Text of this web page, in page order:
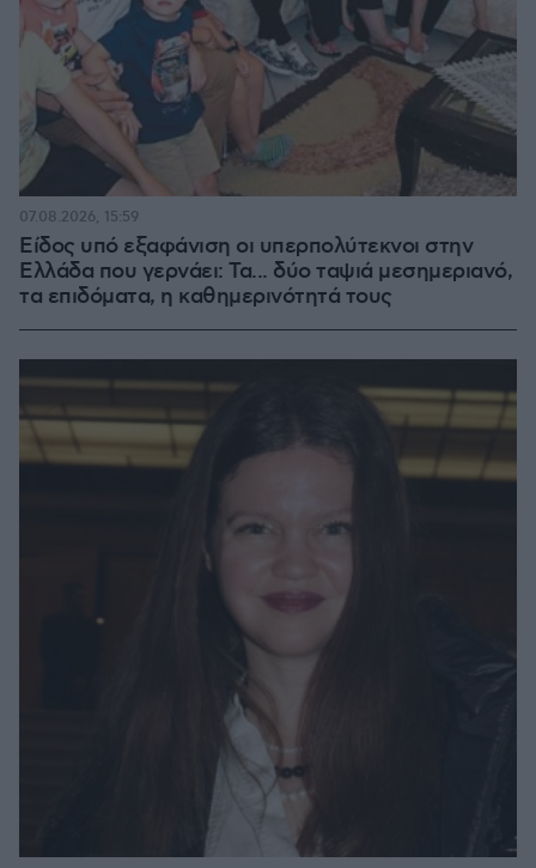
Είδος υπό εξαφάνιση οι υπερπολύτεκνοι στην
Ελλάδα που γερνάει: Τα... δύο ταψιά μεσημεριανό,
τα επιδόματα, η καθημερινότητά τους
07.08.2026, 15:59